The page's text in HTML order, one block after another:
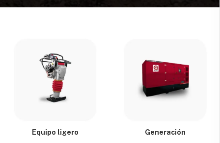
Equipo ligero Generación